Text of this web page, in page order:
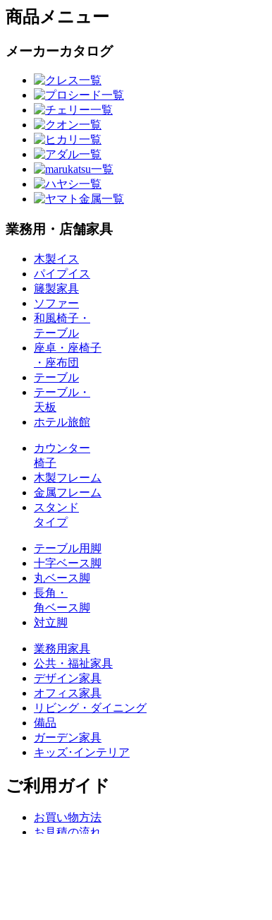
商品メニュー
メーカーカタログ
業務用・店舗家具
木製イス
パイプイス
籐製家具
ソファー
和風椅子・
テーブル
座卓・座椅子
・座布団
テーブル
テーブル・
天板
ホテル旅館
カウンター
椅子
木製フレーム
金属フレーム
スタンド
タイプ
テーブル用脚
十字ベース脚
丸ベース脚
長角・
角ベース脚
対立脚
業務用家具
公共・福祉家具
デザイン家具
オフィス家具
リビング・ダイニング
備品
ガーデン家具
キッズ･インテリア
ご利用ガイド
お買い物方法
お見積の流れ